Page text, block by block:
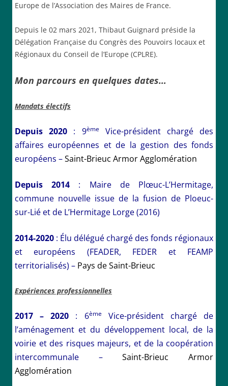
Europe de l’Association des Maires de France.
Depuis le 02 mars 2021, Thibaut Guignard préside la
Délégation Française du Congrès des Pouvoirs locaux et
Régionaux du Conseil de l’Europe (CPLRE).
Mon parcours en quelques dates…
Mandats électifs
Depuis 2020 : 9èmeVice-président chargé des
affaires européennes et de la gestion des fonds
européens –Saint-Brieuc Armor Agglomération
Depuis 2014 : Maire de Plœuc-L’Hermitage,
commune nouvelle issue de la fusion de Ploeuc-
sur-Lié et de L’Hermitage Lorge (2016)
2014-2020 : Élu délégué chargé des fonds régionaux
et européens (FEADER, FEDER et FEAMP
territorialisés) – Pays de Saint-Brieuc
Expériences professionnelles
2017 – 2020 : 6èmeVice-président chargé de
l’aménagement et du développement local, de la
voirie et des risques majeurs, et de la coopération
intercommunale –Saint-Brieuc Armor
Agglomération